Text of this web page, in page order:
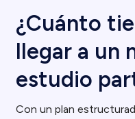
¿Cuánto
llegar a un
estudio
Con un plan